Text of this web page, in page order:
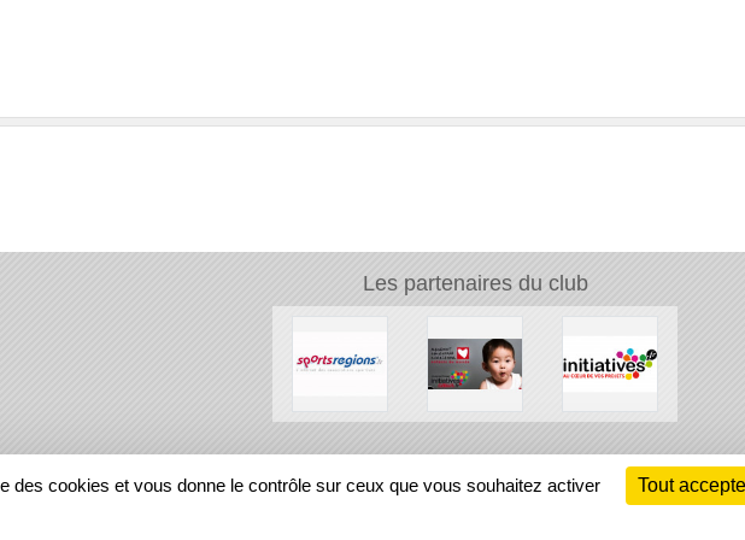
Les partenaires du club
des cookies et vous donne le contrôle sur ceux que vous souhaitez activer Tout